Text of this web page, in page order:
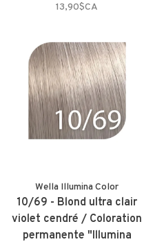
13,90$CA
Wella Illumina Color
10/69 - Blond ultra clair
violet cendré / Coloration
permanente "Illumina